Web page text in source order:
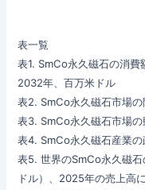
表一覧
表1. SmCo永久磁石の消費
2032年、百万米ドル
表2. SmCo永久磁石市場の
表3. SmCo永久磁石市場の
表4. SmCo永久磁石産業の
表5. 世界のSmCo永久磁
ドル）、2025年の売上高